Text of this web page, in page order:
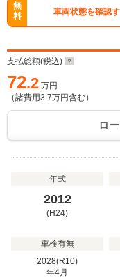
無
料
車両状態を確認
支払総額(税込)
72.2 万円
（諸費用3.7万円含む）
ロ
年式
2012
(H24)
車検有無
2028(R10)
年4月